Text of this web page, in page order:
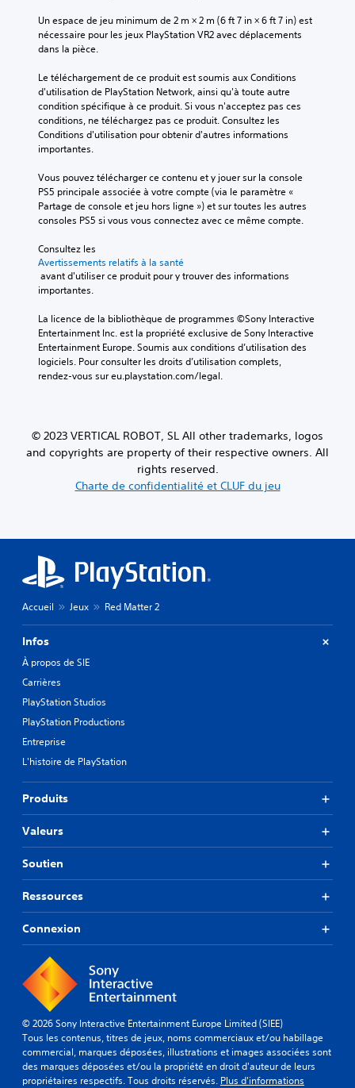
Un espace de jeu minimum de 2 m × 2 m (6 ft 7 in × 6 ft 7 in) est
nécessaire pour les jeux PlayStation VR2 avec déplacements
dans la pièce.
Le téléchargement de ce produit est soumis aux Conditions
d'utilisation de PlayStation Network, ainsi qu'à toute autre
condition spécifique à ce produit. Si vous n'acceptez pas ces
conditions, ne téléchargez pas ce produit. Consultez les
Conditions d'utilisation pour obtenir d'autres informations
importantes.
Vous pouvez télécharger ce contenu et y jouer sur la console
PS5 principale associée à votre compte (via le paramètre «
Partage de console et jeu hors ligne ») et sur toutes les autres
consoles PS5 si vous vous connectez avec ce même compte.
Consultez les
Avertissements relatifs à la santé
importantes.
La licence de la bibliothèque de programmes ©Sony Interactive
Entertainment Inc. est la propriété exclusive de Sony Interactive
Entertainment Europe. Soumis aux conditions d’utilisation des
logiciels. Pour consulter les droits d’utilisation complets,
rendez-vous sur eu.playstation.com/legal.
© 2023 VERTICAL ROBOT, SL All other trademarks, logos
and copyrights are property of their respective owners. All
rights reserved.
Charte de confidentialité et CLUF du jeu
Accueil Jeux Red Matter 2
Infos
À propos de SIE
Carrières
PlayStation Studios
PlayStation Productions
Entreprise
L'histoire de PlayStation
Produits
Valeurs
Soutien
Ressources
Connexion
© 2026 Sony Interactive Entertainment Europe Limited (SIEE)
Tous les contenus, titres de jeux, noms commerciaux et/ou habillage
commercial, marques déposées, illustrations et images associées sont
des marques déposées et/ou la propriété en droit d'auteur de leurs
propriétaires respectifs. Tous droits réservés. Plus d'informations